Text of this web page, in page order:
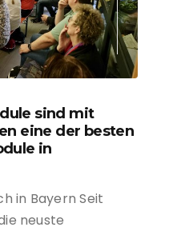
sind mit
eine der besten
in
in Bayern Seit
neuste